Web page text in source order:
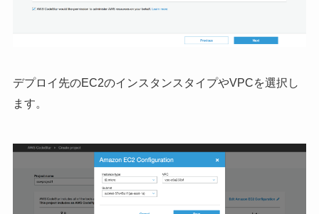
デプロイ先のEC2のインスタンスタイプやVPCを選択し
ます。